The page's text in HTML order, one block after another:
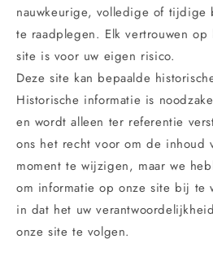
nauwkeurige, volledige of tijdige
te raadplegen. Elk vertrouwen
site is voor uw eigen risico.
Deze site kan bepaalde
Historische informatie is
en wordt alleen ter referentie
ons het recht voor om de inhoud
moment te wijzigen, maar we
om informatie op onze site bij te
in dat het uw
onze site te volgen.